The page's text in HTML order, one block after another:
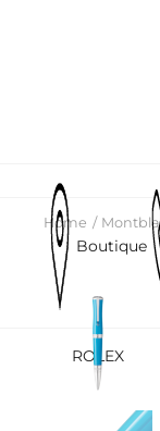
Boutique
ROLEX
Home